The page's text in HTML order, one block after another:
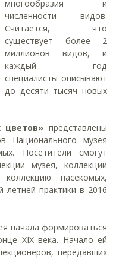
многообразия и
численности видов.
Считается, что
существует более 2
миллионов видов, и
каждый год
специалисты описывают
до десяти тысяч новых
представлены
Национального музея
Посетители смогут
музея, коллекции
насекомых,
летней практики в 2016
начала формироваться
XIX века. Начало ей
передавших